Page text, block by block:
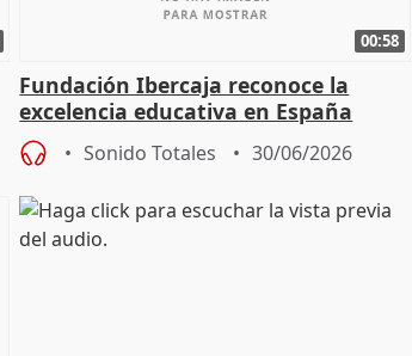
00:58
Fundación Ibercaja reconoce la
excelencia educativa en España
Sonido Totales 30/06/2026